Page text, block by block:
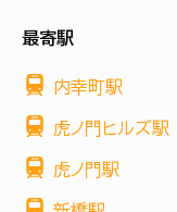
最寄駅
内幸町駅
虎ノ門ヒルズ駅
虎ノ門駅